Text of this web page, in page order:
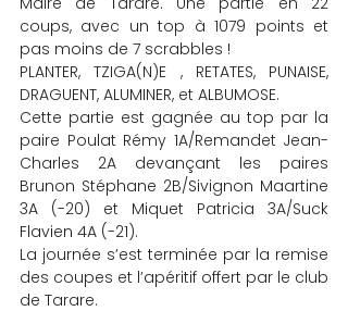
coups, avec un top à 1079 points et
pas moins de 7 scrabbles !
PLANTER, TZIGA(N)E , RETATES, PUNAISE,
DRAGUENT, ALUMINER, et ALBUMOSE.
Cette partie est gagnée au top par la
paire Poulat Rémy 1A/Remandet Jean-
Charles 2A devançant les paires
Brunon Stéphane 2B/Sivignon Maartine
3A (-20) et Miquet Patricia 3A/Suck
Flavien 4A (-21).
La journée s’est terminée par la remise
des coupes et l’apéritif offert par le club
de Tarare.